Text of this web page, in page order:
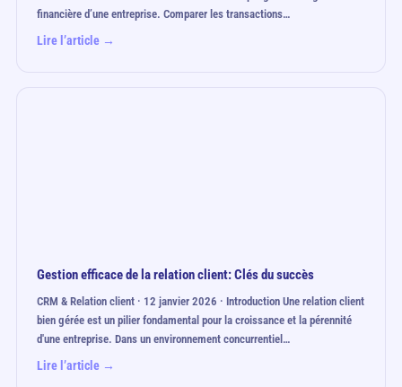
financière d’une entreprise. Comparer les transactions…
Lire l’article →
Gestion efficace de la relation client: Clés du succès
CRM & Relation client · 12 janvier 2026 · Introduction Une relation client
bien gérée est un pilier fondamental pour la croissance et la pérennité
d'une entreprise. Dans un environnement concurrentiel…
Lire l’article →